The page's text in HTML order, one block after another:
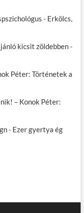
- Erkölcs,
kicsit zöldebben-
Péter: Történetek a
– Konok Péter:
- Ezer gyertya ég